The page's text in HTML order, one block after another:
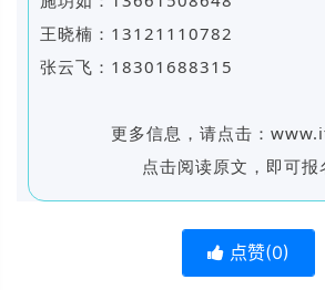
王晓楠：13121110782
张云飞：18301688315
更多信息，请点击：
点击阅读原文，即可报
点赞(0)